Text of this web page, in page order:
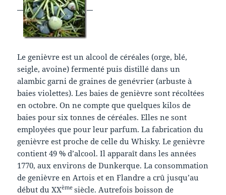
Le genièvre est un alcool de céréales (orge, blé,
seigle, avoine) fermenté puis distillé dans un
alambic garni de graines de genévrier (arbuste à
baies violettes). Les baies de genièvre sont récoltées
en octobre. On ne compte que quelques kilos de
baies pour six tonnes de céréales. Elles ne sont
employées que pour leur parfum. La fabrication du
genièvre est proche de celle du Whisky. Le genièvre
contient 49 % d’alcool. Il apparaît dans les années
1770, aux environs de Dunkerque. La consommation
de genièvre en Artois et en Flandre a crû jusqu’au
début du XXème siècle. Autrefois boisson de